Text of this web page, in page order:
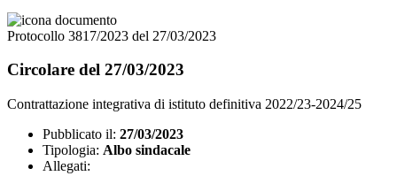
Protocollo 3817/2023 del 27/03/2023
Circolare del 27/03/2023
Contrattazione integrativa di istituto definitiva 2022/23-2024/25
Pubblicato il: 27/03/2023
Tipologia: Albo sindacale
Allegati: